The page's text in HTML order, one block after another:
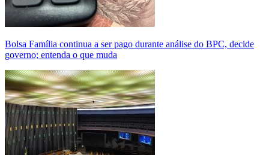
Bolsa Família continua a ser pago durante análise do BPC, decide
governo; entenda o que muda